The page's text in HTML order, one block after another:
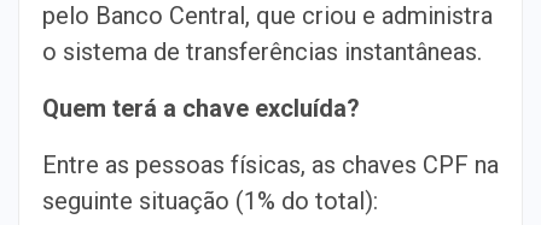
pelo Banco Central, que criou e administra
o sistema de transferências instantâneas.
Quem terá a chave excluída?
Entre as pessoas físicas, as chaves CPF na
seguinte situação (1% do total):